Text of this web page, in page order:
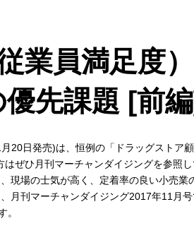
業員満足度
先課題 [前
20日発売)は、恒例の「ドラッグストア
ぜひ月刊マーチャンダイジングを参照
現場の士気が高く、定着率の良い小売
月刊マーチャンダイジング2017年11月
。